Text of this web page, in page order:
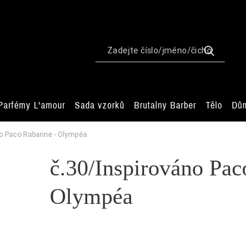
L'amour Sada vzorků Brutalny Barber Tělo
Paco Rabanne - Olympéa
č.30/Inspirováno
Olympéa